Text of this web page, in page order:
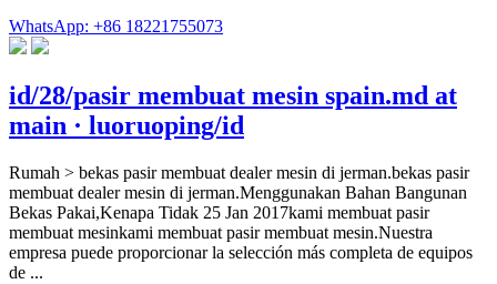
WhatsApp: +86 18221755073
id/28/pasir membuat mesin spain.md at
main · luoruoping/id
Rumah > bekas pasir membuat dealer mesin di jerman.bekas pasir
membuat dealer mesin di jerman.Menggunakan Bahan Bangunan
Bekas Pakai,Kenapa Tidak 25 Jan 2017kami membuat pasir
membuat mesinkami membuat pasir membuat mesin.Nuestra
empresa puede proporcionar la selección más completa de equipos
de ...